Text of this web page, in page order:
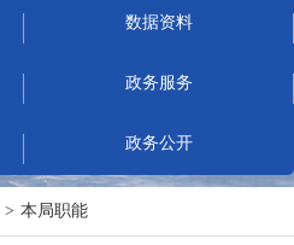
数据资料
政务服务
政务公开
> 本局职能